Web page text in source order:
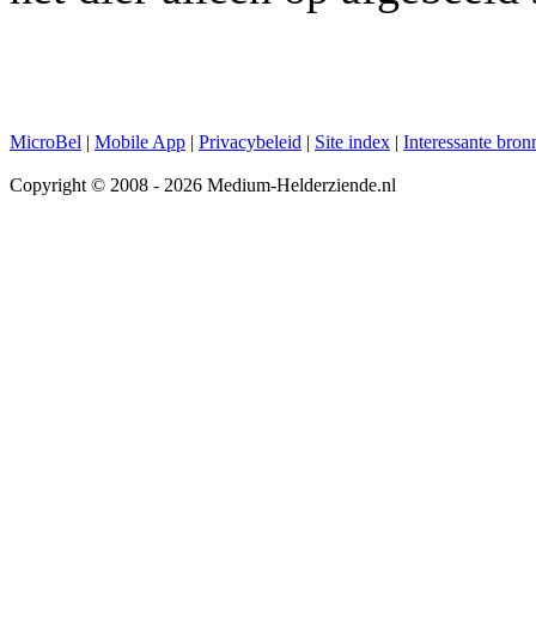
MicroBel | Mobile App | Privacybeleid | Site index | Interessante
Copyright © 2008 - 2026 Medium-Helderziende.nl